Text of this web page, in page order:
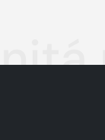
SVĚTLÝ/TMAVÝ REŽIM